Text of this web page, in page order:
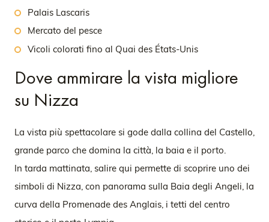
Palais Lascaris
Mercato del pesce
Vicoli colorati fino al Quai des États-Unis
Dove ammirare la vista migliore
su Nizza
La vista più spettacolare si gode dalla collina del Castello,
grande parco che domina la città, la baia e il porto.
In tarda mattinata, salire qui permette di scoprire uno dei
simboli di Nizza, con panorama sulla Baia degli Angeli, la
curva della Promenade des Anglais, i tetti del centro